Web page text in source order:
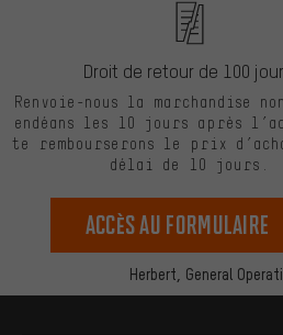
Herbert, General
Droit de retour de 100
Renvoie-nous la marchandise
endéans les 10 jours après
te rembourserons le prix
délai de 10 jours.
Accès au formulaire